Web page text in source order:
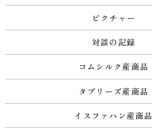
ピクチャー
対談の記録
コムシルク産商品
タブリーズ産商品
イスファハン産商品